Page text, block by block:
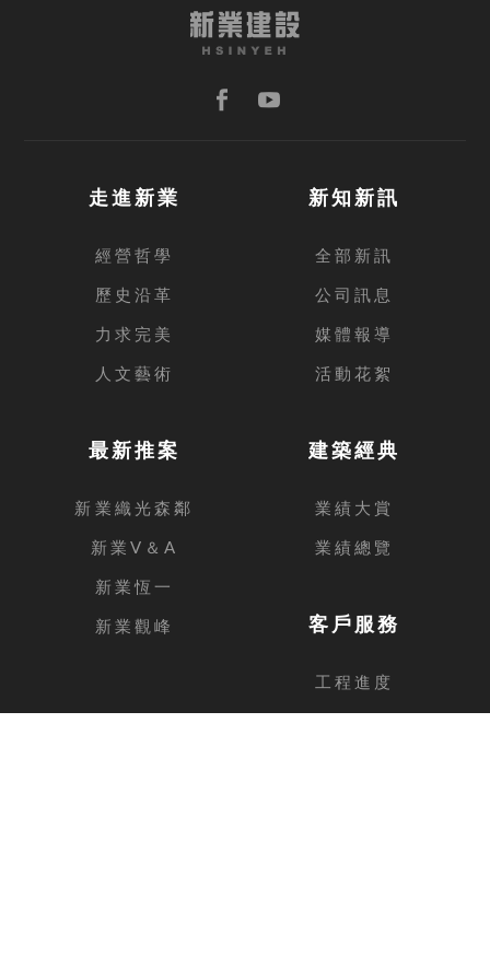
走進新業
經營哲學
歷史沿革
力求完美
人文藝術
新知新訊
全部新訊
公司訊息
媒體報導
活動花絮
最新推案
新業織光森鄰
新業V＆A
新業恆一
新業觀峰
建築經典
業績大賞
業績總覽
客戶服務
工程進度